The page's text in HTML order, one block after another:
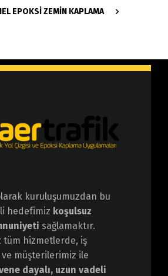
EPOKSI ZEMIN KAPLAMA
kuruluşumuzdan bu
hedefimiz koşulsuz
sağlamaktır.
tüm hizmetlerde, iş
ve müşterilerimiz ile
dayalı, uzun vadeli